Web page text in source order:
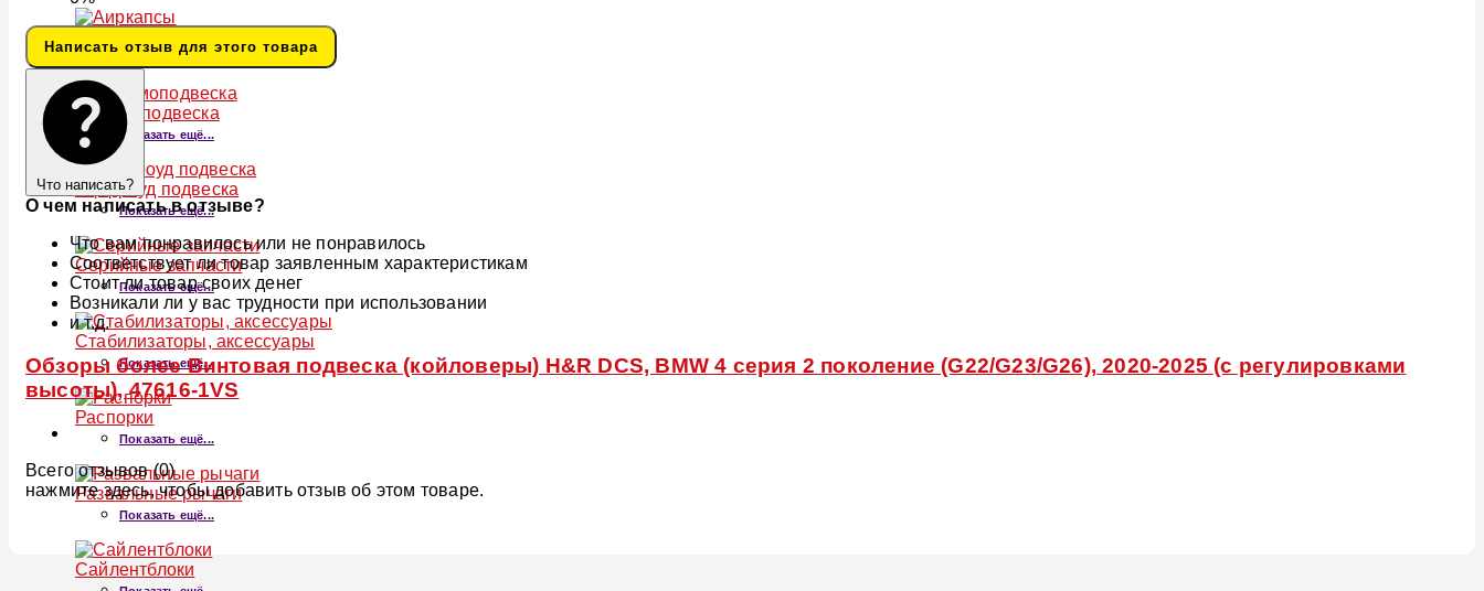
Показать ещё...
Пневмоподвеска
Показать ещё...
Оффроуд подвеска
Показать ещё...
Серийные запчасти
Показать ещё...
Стабилизаторы, аксессуары
Показать ещё...
Распорки
Показать ещё...
Развальные рычаги
Показать ещё...
Сайлентблоки
Написать отзыв для этого товара
Что написать?
О чем написать в отзыве?
Что вам понравилось или не понравилось
Соответствует ли товар заявленным характеристикам
Стоит ли товар своих денег
Возникали ли у вас трудности при использовании
и т.д.
Обзоры более Винтовая подвеска (койловеры) H&R DCS, BMW 4 серия 2 поколение (G22/G23/G26), 2020-2025 (с регулировками
высоты), 47616-1VS
Всего отзывов (0)
нажмите здесь, чтобы добавить отзыв об этом товаре.